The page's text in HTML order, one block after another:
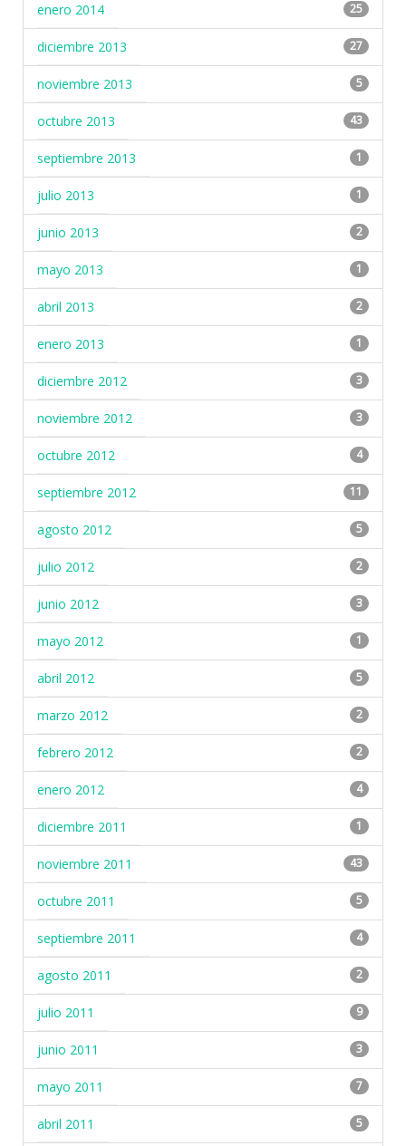
enero 2014 25
diciembre 2013 27
noviembre 2013 5
octubre 2013 43
septiembre 2013 1
julio 2013 1
junio 2013 2
mayo 2013 1
abril 2013 2
enero 2013 1
diciembre 2012 3
noviembre 2012 3
octubre 2012 4
septiembre 2012 11
agosto 2012 5
julio 2012 2
junio 2012 3
mayo 2012 1
abril 2012 5
marzo 2012 2
febrero 2012 2
enero 2012 4
diciembre 2011 1
noviembre 2011 43
octubre 2011 5
septiembre 2011 4
agosto 2011 2
julio 2011 9
junio 2011 3
mayo 2011 7
abril 2011 5